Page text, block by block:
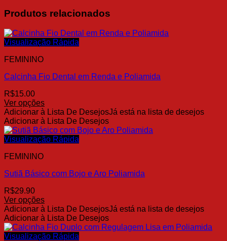
Produtos relacionados
Visualização Rápida
FEMININO
Calcinha Fio Dental em Renda e Poliamida
R$15.00
Ver opções
Este
produto
tem
várias
As
podem
escolhidas
na
página
do
produto
Adicionar à Lista De DesejosJá está na lista de desejos
Adicionar à Lista De Desejos
Visualização Rápida
FEMININO
Sutiã Básico com Bojo e Aro Poliamida
R$29.90
Ver opções
Este
produto
tem
várias
Adicionar à Lista De DesejosJá está na lista de desejos
Adicionar à Lista De Desejos
Visualização Rápida